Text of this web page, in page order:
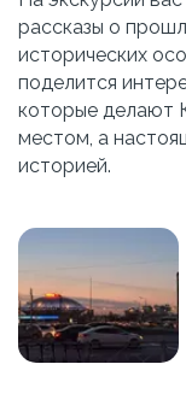
рассказы о
исторических
поделится
которые делают
местом, а
историей.